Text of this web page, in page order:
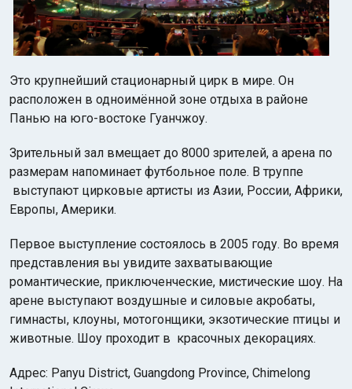
Это крупнейший стационарный цирк в мире. Он
расположен в одноимённой зоне отдыха в районе
Панью на юго-востоке Гуанчжоу.
Зрительный зал вмещает до 8000 зрителей, а арена по
размерам напоминает футбольное поле. В труппе
выступают цирковые артисты из Азии, России, Африки,
Европы, Америки.
Первое выступление состоялось в 2005 году. Во время
представления вы увидите захватывающие
романтические, приключенческие, мистические шоу. На
арене выступают воздушные и силовые акробаты,
гимнасты, клоуны, мотогонщики, экзотические птицы и
животные. Шоу проходит в красочных декорациях.
Адрес: Panyu District, Guangdong Province, Chimelong